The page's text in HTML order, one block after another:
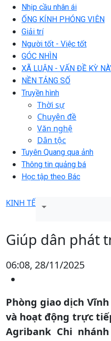
Nhịp cầu nhân ái
ỐNG KÍNH PHÓNG VIÊN
Giải trí
Người tốt - Việc tốt
GÓC NHÌN
XÃ LUẬN - VẤN ĐỀ KỲ
NỀN TẢNG SỐ
Truyền hình
Thời sự
Chuyên đề
Văn nghệ
Dân tộc
Tuyên Quang qua ảnh
Thông tin quảng bá
Học tập theo Bác
KINH TẾ
Giúp dân phát
06:08, 28/11/2025
Phòng giao dịch
và hoạt động trực
Agribank Chi